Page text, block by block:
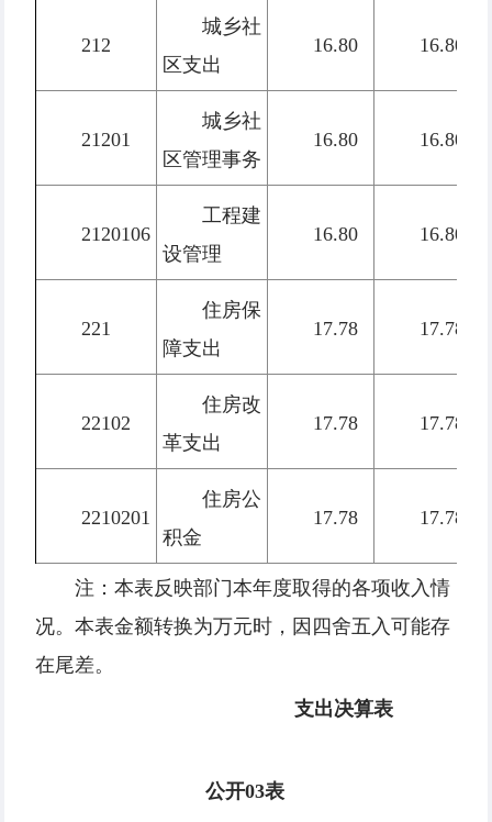
212
城乡社
区支出
16.80 16.80
21201
城乡社
区管理事务
16.80 16.80
2120106
工程建
设管理
16.80 16.80
221
住房保
障支出
17.78 17.78
22102
住房改
革支出
17.78 17.78
2210201
住房公
积金
17.78 17.78
注：本表反映部门本年度取得的各项收入情
况。本表金额转换为万元时，因四舍五入可能存
在尾差。
支出决算表
公开03表